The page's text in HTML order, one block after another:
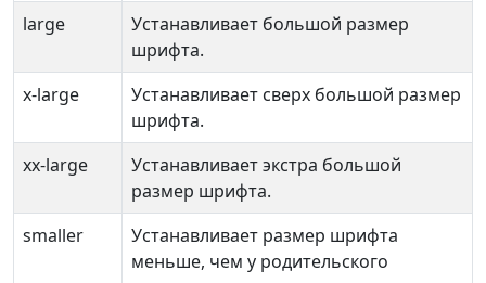
large
Устанавливает большой размер
шрифта.
x-large
Устанавливает сверх большой размер
шрифта.
xx-large
Устанавливает экстра большой
размер шрифта.
smaller
Устанавливает размер шрифта
меньше, чем у родительского